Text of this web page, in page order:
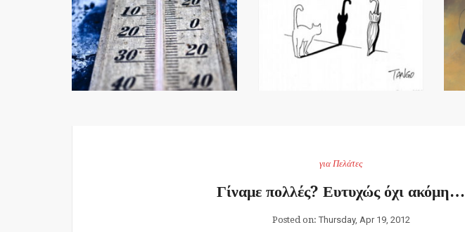
για Πελάτες
Γίναμε πολλές? Ευτυχώς όχι ακόμη…
Posted on: Thursday, Apr 19, 2012